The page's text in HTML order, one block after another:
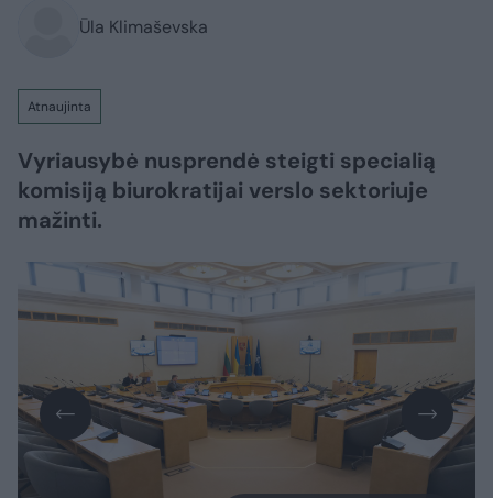
Ūla Klimaševska
Atnaujinta
Vyriausybė nusprendė steigti specialią
komisiją biurokratijai verslo sektoriuje
mažinti.